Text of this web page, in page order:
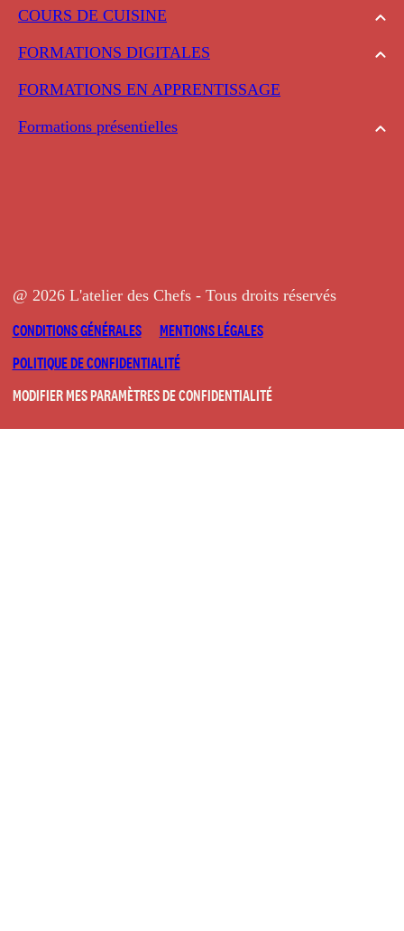
COURS DE CUISINE
FORMATIONS DIGITALES
FORMATIONS EN APPRENTISSAGE
Formations présentielles
@ 2026 L'atelier des Chefs - Tous droits réservés
CONDITIONS GÉNÉRALES
MENTIONS LÉGALES
POLITIQUE DE CONFIDENTIALITÉ
MODIFIER MES PARAMÈTRES DE CONFIDENTIALITÉ